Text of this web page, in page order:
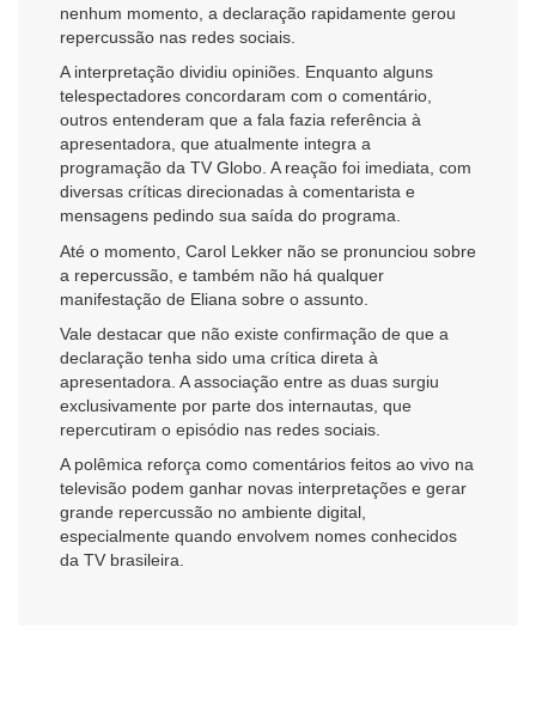
nenhum momento, a declaração rapidamente gerou
repercussão nas redes sociais.
A interpretação dividiu opiniões. Enquanto alguns
telespectadores concordaram com o comentário,
outros entenderam que a fala fazia referência à
apresentadora, que atualmente integra a
programação da TV Globo. A reação foi imediata, com
diversas críticas direcionadas à comentarista e
mensagens pedindo sua saída do programa.
Até o momento, Carol Lekker não se pronunciou sobre
a repercussão, e também não há qualquer
manifestação de Eliana sobre o assunto.
Vale destacar que não existe confirmação de que a
declaração tenha sido uma crítica direta à
apresentadora. A associação entre as duas surgiu
exclusivamente por parte dos internautas, que
repercutiram o episódio nas redes sociais.
A polêmica reforça como comentários feitos ao vivo na
televisão podem ganhar novas interpretações e gerar
grande repercussão no ambiente digital,
especialmente quando envolvem nomes conhecidos
da TV brasileira.